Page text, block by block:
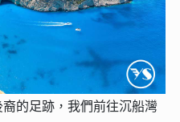
的足跡，我們前往沉船灣